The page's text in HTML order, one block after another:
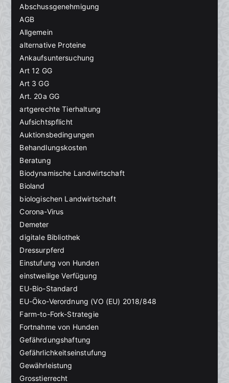
Abschussgenehmigung
AGB
Allgemein
alternative Proteine
Ankaufsuntersuchung
Art 12 GG
Art 3 GG
Art. 20a GG
artgerechte Tierhaltung
Aufsichtspflicht
Auktionsbedingungen
Behandlungskosten
Beratung
Biodynamische Landwirtschaft
Bioland
biologischen Landwirtschaft
Corona-Virus
Demeter
digitale Bibliothek
Dressurpferd
Einstufung von Hunden
einstweilige Verfügung
EU-Bio-Standard
EU-Öko-Verordnung (VO (EU) 2018/848
Farm-to-Fork-Strategie
Fortnahme von Hunden
Gefährdungshaftung
Gefährlichkeitseinstufung
Gewährleistung
Grosstierrecht